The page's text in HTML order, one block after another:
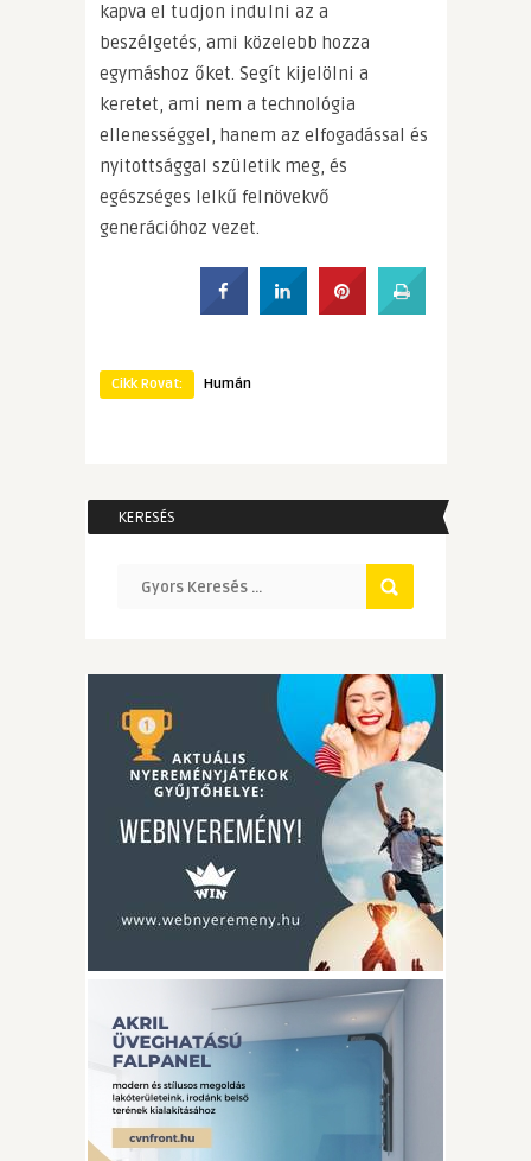
kapva el tudjon indulni az a
beszélgetés, ami közelebb hozza
egymáshoz őket. Segít kijelölni a
keretet, ami nem a technológia
ellenességgel, hanem az elfogadással és
nyitottsággal születik meg, és
egészséges lelkű felnövekvő
generációhoz vezet.
Cikk Rovat: Humán
KERESÉS